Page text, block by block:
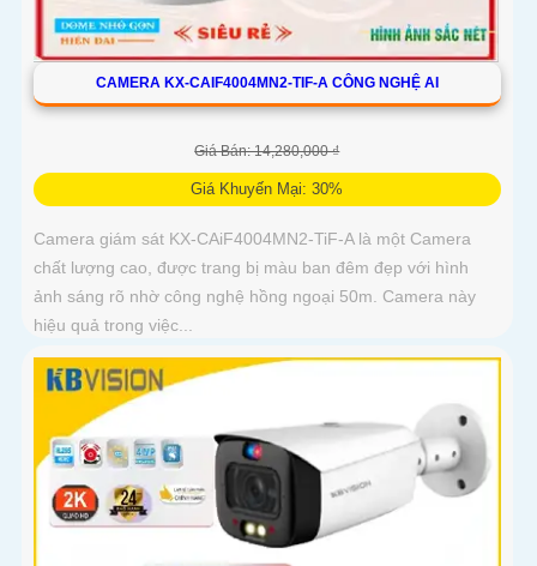
CAMERA KX-CAIF4004MN2-TIF-A CÔNG NGHỆ AI
Giá Bán: 14,280,000 ₫
Giá Khuyến Mại: 30%
Camera giám sát KX-CAiF4004MN2-TiF-A là một Camera
chất lượng cao, được trang bị màu ban đêm đẹp với hình
ảnh sáng rõ nhờ công nghệ hồng ngoại 50m. Camera này
hiệu quả trong việc...